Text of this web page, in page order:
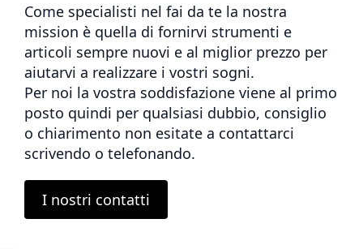
Come specialisti nel fai da te la nostra
mission è quella di fornirvi strumenti e
articoli sempre nuovi e al miglior prezzo per
aiutarvi a realizzare i vostri sogni.
Per noi la vostra soddisfazione viene al primo
posto quindi per qualsiasi dubbio, consiglio
o chiarimento non esitate a contattarci
scrivendo o telefonando.
I nostri contatti